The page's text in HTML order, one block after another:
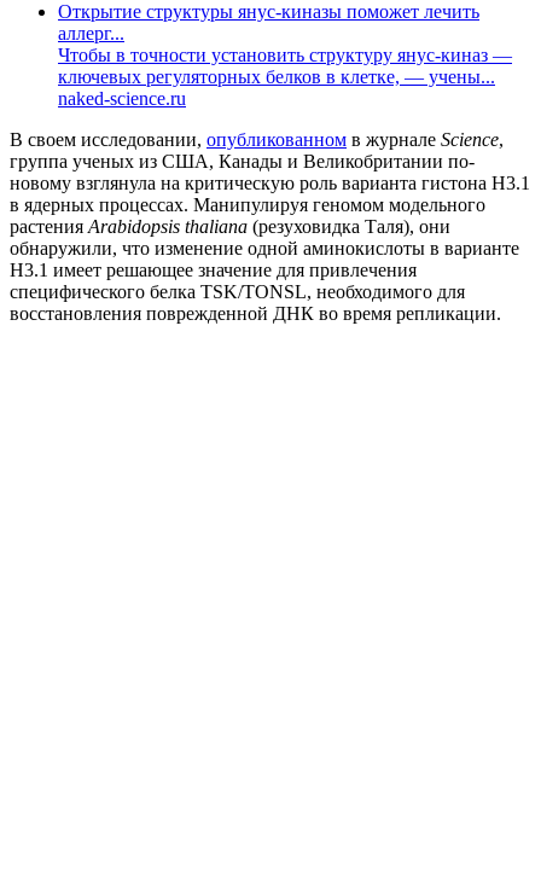
Открытие структуры янус-киназы поможет лечить
аллерг...
Чтобы в точности установить структуру янус-киназ —
ключевых регуляторных белков в клетке, — учены...
naked-science.ru
В своем исследовании, опубликованном в журнале Science,
группа ученых из США, Канады и Великобритании по-
новому взглянула на критическую роль варианта гистона H3.1
в ядерных процессах. Манипулируя геномом модельного
растенияArabidopsis thaliana (резуховидка Таля), они
обнаружили, что изменение одной аминокислоты в варианте
H3.1 имеет решающее значение для привлечения
специфического белка TSK/TONSL, необходимого для
восстановления поврежденной ДНК во время репликации.